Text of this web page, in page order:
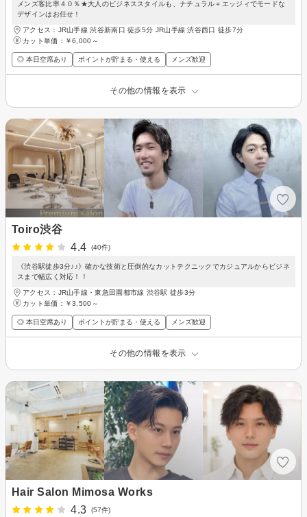
メンズ客比率４０％★大人のビジネススタイルも、ナチュラル＋エッジィでモードな
デザインはお任せ！
アクセス：JR山手線 渋谷新南口 徒歩5分 JR山手線 渋谷西口 徒歩7分
カット単価： ￥6,000～
◎ 本日空席あり ポイントが貯まる・使える メンズ歓迎
その他の情報を表示
Toiro渋谷
4.4
(40件)
《渋谷駅徒歩3分♪♪》確かな技術と圧倒的なカットテクニックでカジュアルからビジネ
スまで幅広く対応！！
アクセス：JR山手線・東急田園都市線 渋谷駅 徒歩3分
カット単価： ￥3,500～
◎ 本日空席あり ポイントが貯まる・使える メンズ歓迎
その他の情報を表示
Hair Salon Mimosa Works
4.3
(57件)